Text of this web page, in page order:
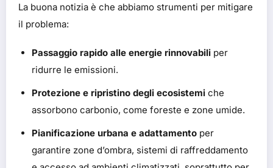
La buona notizia è che abbiamo strumenti per mitigare
il problema:
Passaggio rapido alle energie rinnovabili per
ridurre le emissioni.
Protezione e ripristino degli ecosistemi che
assorbono carbonio, come foreste e zone umide.
Pianificazione urbana e adattamento per
garantire zone d’ombra, sistemi di raffreddamento